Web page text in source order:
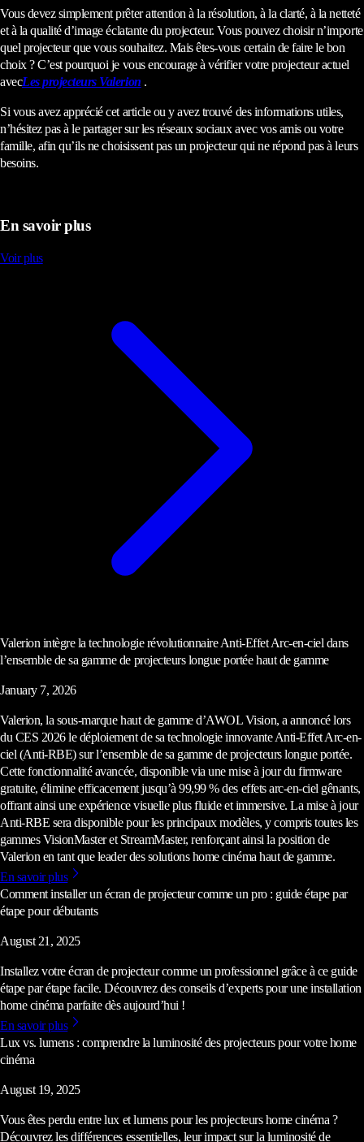
Vous devez simplement prêter attention à la résolution, à la clarté, à la netteté
et à la qualité d’image éclatante du projecteur. Vous pouvez choisir n’importe
quel projecteur que vous souhaitez. Mais êtes-vous certain de faire le bon
choix ? C’est pourquoi je vous encourage à vérifier votre projecteur actuel
avecLes projecteurs Valerion .
Si vous avez apprécié cet article ou y avez trouvé des informations utiles,
n’hésitez pas à le partager sur les réseaux sociaux avec vos amis ou votre
famille, afin qu’ils ne choisissent pas un projecteur qui ne répond pas à leurs
besoins.
En savoir plus
Voir plus
Valerion intègre la technologie révolutionnaire Anti-Effet Arc-en-ciel dans
l’ensemble de sa gamme de projecteurs longue portée haut de gamme
January 7, 2026
Valerion, la sous-marque haut de gamme d’AWOL Vision, a annoncé lors
du CES 2026 le déploiement de sa technologie innovante Anti-Effet Arc-en-
ciel (Anti-RBE) sur l’ensemble de sa gamme de projecteurs longue portée.
Cette fonctionnalité avancée, disponible via une mise à jour du firmware
gratuite, élimine efficacement jusqu’à 99,99 % des effets arc-en-ciel gênants,
offrant ainsi une expérience visuelle plus fluide et immersive. La mise à jour
Anti-RBE sera disponible pour les principaux modèles, y compris toutes les
gammes VisionMaster et StreamMaster, renforçant ainsi la position de
Valerion en tant que leader des solutions home cinéma haut de gamme.
En savoir plus
Comment installer un écran de projecteur comme un pro : guide étape par
étape pour débutants
August 21, 2025
Installez votre écran de projecteur comme un professionnel grâce à ce guide
étape par étape facile. Découvrez des conseils d’experts pour une installation
home cinéma parfaite dès aujourd’hui !
En savoir plus
Lux vs. lumens : comprendre la luminosité des projecteurs pour votre home
cinéma
August 19, 2025
Vous êtes perdu entre lux et lumens pour les projecteurs home cinéma ?
Découvrez les différences essentielles, leur impact sur la luminosité de